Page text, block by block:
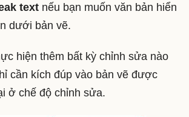
text nếu bạn muốn văn bản hiển
dưới bản vẽ.
hiện thêm bất kỳ chỉnh sửa nào
cần kích đúp vào bản vẽ được
ở chế độ chỉnh sửa.